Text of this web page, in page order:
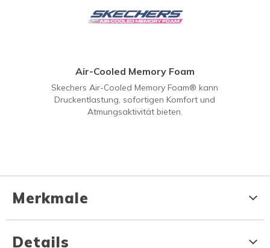
Air-Cooled Memory Foam
Skechers Air-Cooled Memory Foam® kann
Druckentlastung, sofortigen Komfort und
Atmungsaktivität bieten.
Merkmale
Details